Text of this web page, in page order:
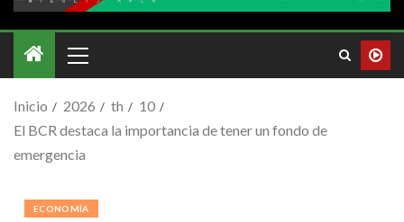
Inicio 2026 th
10
El BCR destaca la importancia de tener un fondo de
emergencia
ECONOMÍA